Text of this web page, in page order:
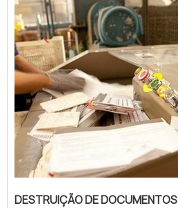
DESTRUIÇÃO DE DOCUMENTOS